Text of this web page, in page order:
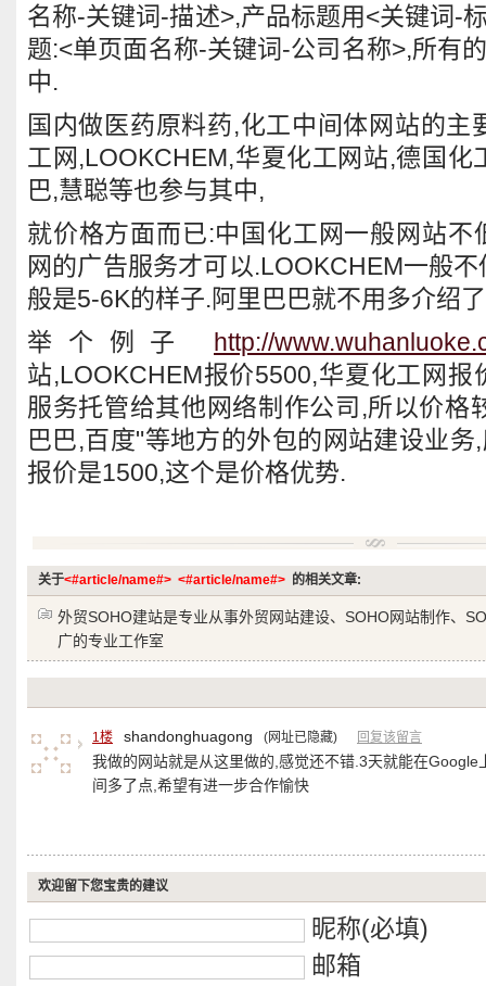
名称-关键词-描述>,产品标题用<关键词-
题:<单页面名称-关键词-公司名称>,所有
中.
国内做医药原料药,化工中间体网站的主
工网,LOOKCHEM,华夏化工网站,德国
巴,慧聪等也参与其中,
就价格方面而已:中国化工网一般网站不
网的广告服务才可以.LOOKCHEM一般
般是5-6K的样子.阿里巴巴就不用多介绍
举个例子 http://
站,LOOKCHEM报价5500,华夏化工网
服务托管给其他网络制作公司,所以价格
巴巴,百度"等地方的外包的网站建设业
报价是1500,这个是价格优势.
关于<#article/name#> <#article/name#> 的相关文章:
外贸SOHO建站是专业从事外贸网站建设、SOHO网站制作、
广的专业工作室
1楼 shandonghuagong (网址已隐藏) 回复该留言
我做的网站就是从这里做的,感觉还不错.3天就能在
间多了点,希望有进一步合作愉快
欢迎留下您宝贵的建议
昵称(必填)
邮箱